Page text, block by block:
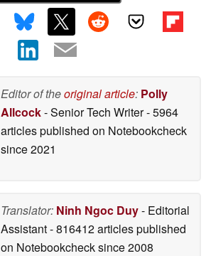
Editor of theoriginal article: Polly
Allcock- Senior Tech Writer- 5964
articles published on Notebookcheck
since 2021
Translator: Ninh Ngoc Duy- Editorial
Assistant- 816412 articles published
on Notebookchecksince 2008